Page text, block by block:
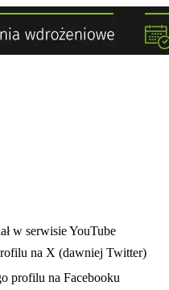
karcie
w serwisie YouTube
na X (dawniej Twitter)
karcie
profilu na Facebooku